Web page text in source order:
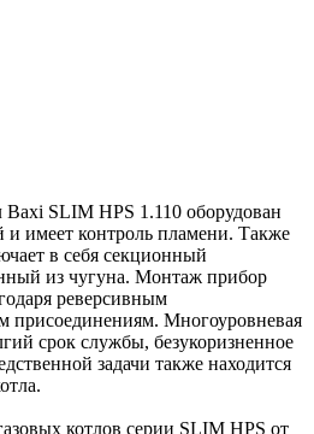
SLIM HPS 1.110 оборудован
и имеет контроль пламени. Также
в себя секционный
из чугуна. Монтаж прибор
реверсивным
присоединениям. Многоуровневая
срок службы, безукоризненное
задачи также находится
котлов серии SLIM HPS от